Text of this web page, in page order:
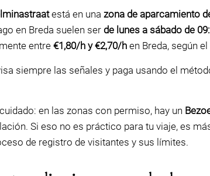
está en una zona de aparcamiento
en Breda suelen ser de lunes a sábado de
entre €1,80/h y €2,70/h en Breda, según
siempre las señales y paga usando el
en las zonas con permiso, hay un
Si eso no es práctico para tu viaje, es
de registro de visitantes y sus límites.